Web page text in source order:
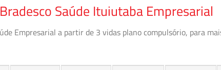
Saúde Ituiutaba Empresarial
Empresarial a partir de 3 vidas plano compulsório, para